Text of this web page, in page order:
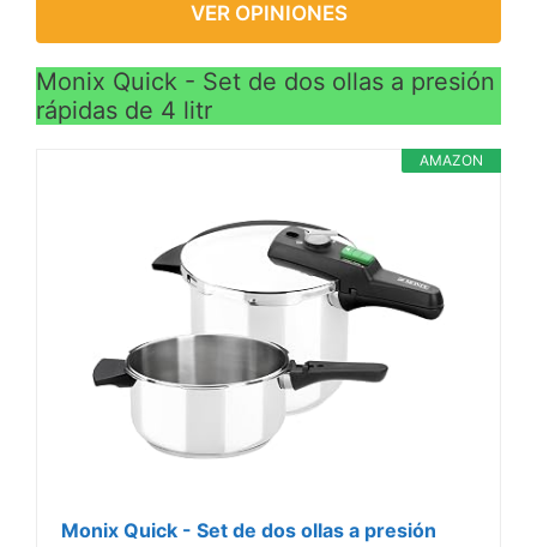
VER OPINIONES
Monix Quick - Set de dos ollas a presión
rápidas de 4 litr
AMAZON
Monix Quick - Set de dos ollas a presión